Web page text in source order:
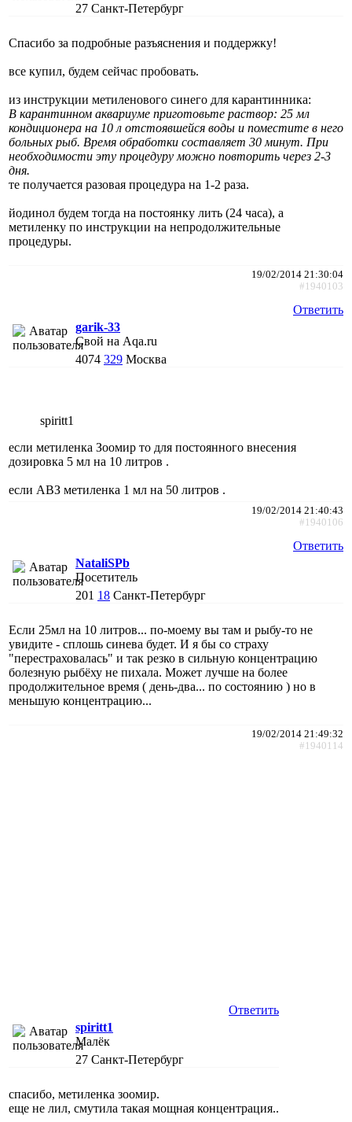
27 Санкт-Петербург
Спасибо за подробные разъяснения и поддержку!
все купил, будем сейчас пробовать.
из инструкции метиленового синего для карантинника:
В карантинном аквариуме приготовьте раствор: 25 мл
кондиционера на 10 л отстоявшейся воды и поместите в него
больных рыб. Время обработки составляет 30 минут. При
необходимости эту процедуру можно повторить через 2-3
дня.
те получается разовая процедура на 1-2 раза.
йодинол будем тогда на постоянку лить (24 часа), а
метиленку по инструкции на непродолжительные
процедуры.
19/02/2014 21:30:04
#1940103
Ответить
garik-33
Свой на Aqa.ru
4074 329 Москва
spiritt1
если метиленка Зоомир то для постоянного внесения
дозировка 5 мл на 10 литров .
если АВЗ метиленка 1 мл на 50 литров .
19/02/2014 21:40:43
#1940106
Ответить
NataliSPb
Посетитель
201 18 Санкт-Петербург
Если 25мл на 10 литров... по-моему вы там и рыбу-то не
увидите - сплошь синева будет. И я бы со страху
"перестраховалась" и так резко в сильную концентрацию
болезную рыбёху не пихала. Может лучше на более
продолжительное время ( день-два... по состоянию ) но в
меньшую концентрацию...
19/02/2014 21:49:32
#1940114
Ответить
spiritt1
Малёк
27 Санкт-Петербург
спасибо, метиленка зоомир.
еще не лил, смутила такая мощная концентрация..